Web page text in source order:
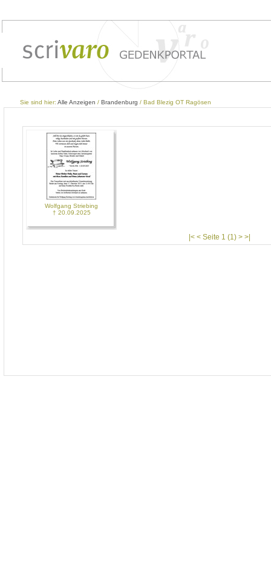
Sie sind hier: Alle Anzeigen / Brandenburg / Bad Blezig OT Ragösen
Wolfgang Striebing
† 20.09.2025
|< < Seite 1 (1) > >|